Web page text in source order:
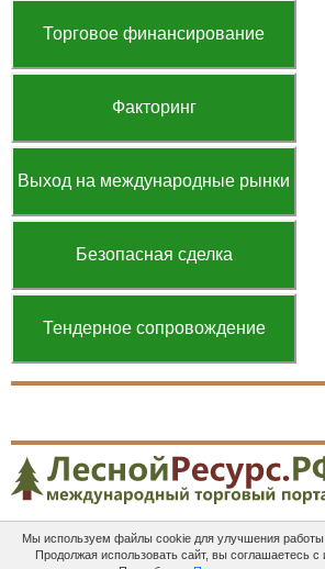
Торговое финансирование
Факторинг
Выход на международные рынки
Безопасная сделка
Тендерное сопровождение
Платные
услуги
соглашение
Мы используем файлы cookie для улучшения работы
Продолжая использовать сайт, вы соглашаетесь с